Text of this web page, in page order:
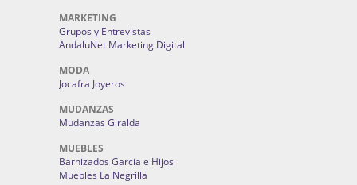
MARKETING
Grupos y Entrevistas
AndaluNet Marketing Digital
MODA
Jocafra Joyeros
MUDANZAS
Mudanzas Giralda
MUEBLES
Barnizados García e Hijos
Muebles La Negrilla